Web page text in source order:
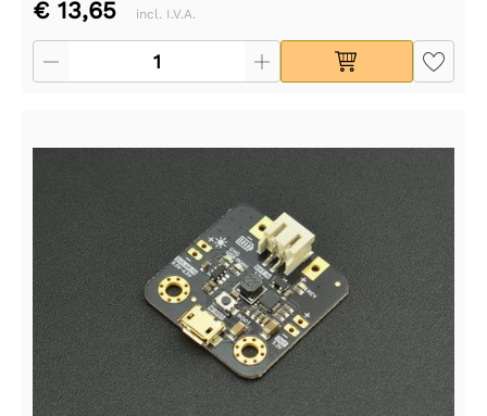
€ 13,65 incl. I.V.A.